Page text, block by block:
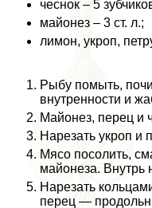
чеснок – 5
майонез – 3 ст. л.;
лимон, укроп,
Рыбу помыть,
внутренности и
Майонез, перец и
Нарезать укроп и
Мясо посолить,
майонеза. Внутрь
Нарезать
перец —